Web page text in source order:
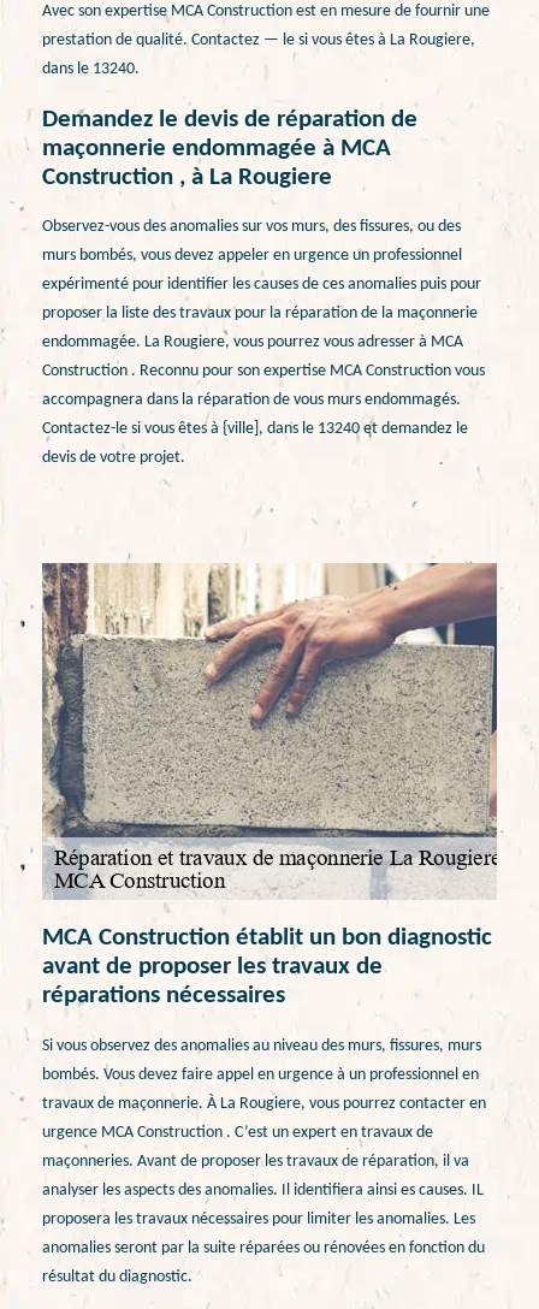
Avec son expertise MCA Construction est en mesure de fournir une
prestation de qualité. Contactez — le si vous êtes à La Rougiere,
dans le 13240.
Demandez le devis de réparation de
maçonnerie endommagée à MCA
Construction , à La Rougiere
Observez-vous des anomalies sur vos murs, des fissures, ou des
murs bombés, vous devez appeler en urgence un professionnel
expérimenté pour identifier les causes de ces anomalies puis pour
proposer la liste des travaux pour la réparation de la maçonnerie
endommagée. La Rougiere, vous pourrez vous adresser à MCA
Construction . Reconnu pour son expertise MCA Construction vous
accompagnera dans la réparation de vous murs endommagés.
Contactez-le si vous êtes à {ville], dans le 13240 et demandez le
devis de votre projet.
MCA Construction établit un bon diagnostic
avant de proposer les travaux de
réparations nécessaires
Si vous observez des anomalies au niveau des murs, fissures, murs
bombés. Vous devez faire appel en urgence à un professionnel en
travaux de maçonnerie. À La Rougiere, vous pourrez contacter en
urgence MCA Construction . C’est un expert en travaux de
maçonneries. Avant de proposer les travaux de réparation, il va
analyser les aspects des anomalies. Il identifiera ainsi es causes. IL
proposera les travaux nécessaires pour limiter les anomalies. Les
anomalies seront par la suite réparées ou rénovées en fonction du
résultat du diagnostic.